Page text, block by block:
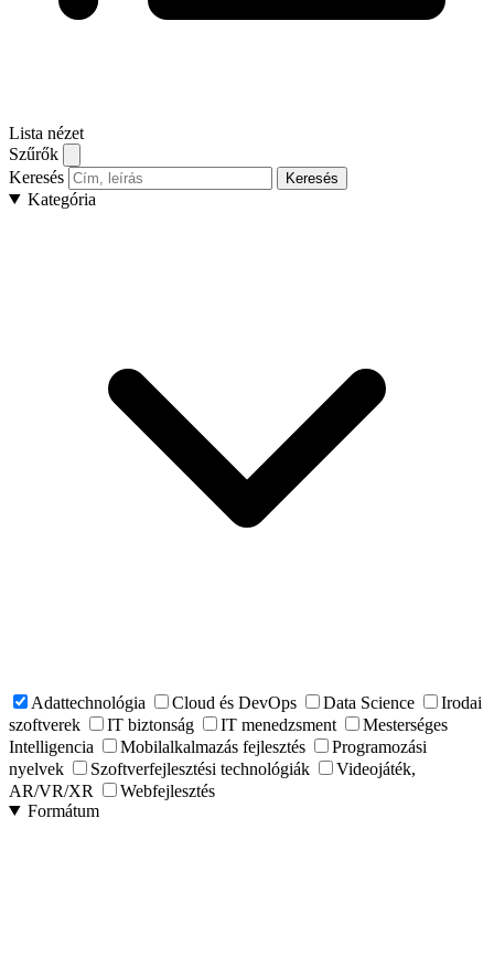
Lista nézet
Szűrők
Keresés
Keresés
Kategória
Adattechnológia Cloud és DevOps Data Science
Irodai
szoftverek
IT biztonság IT menedzsment
Mesterséges
Intelligencia
Mobilalkalmazás fejlesztés
Programozási
nyelvek
Szoftverfejlesztési technológiák
Videojáték,
AR/VR/XR
Webfejlesztés
Formátum